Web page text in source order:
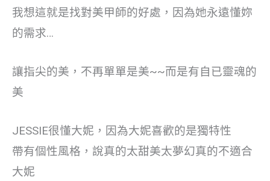
我想這就是找對美甲師的好處，因為她永遠懂妳
的需求…
讓指尖的美，不再單單是美~~而是有自已靈魂的
美
JESSIE很懂大妮，因為大妮喜歡的是獨特性
帶有個性風格，說真的太甜美太夢幻真的不適合
大妮